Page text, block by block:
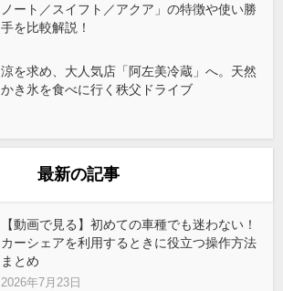
ノート／スイフト／アクア」の特徴や使い勝
手を比較解説！
涼を求め、大人気店「阿左美冷蔵」へ。天然
かき氷を食べに行く秩父ドライブ
最新の記事
【動画で見る】初めての車種でも迷わない！
カーシェアを利用するときに役立つ操作方法
まとめ
2026年7月23日